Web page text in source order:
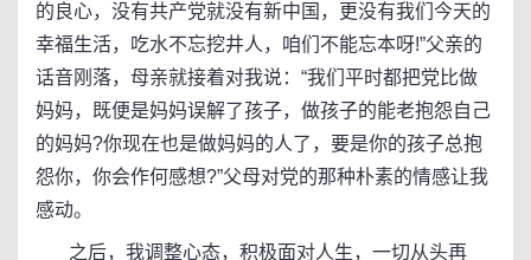
的良心，没有共产党就没有新中国，更没有我们今天的
幸福生活，吃水不忘挖井人，咱们不能忘本呀!”父亲的
话音刚落，母亲就接着对我说：“我们平时都把党比做
妈妈，既便是妈妈误解了孩子，做孩子的能老抱怨自己
的妈妈?你现在也是做妈妈的人了，要是你的孩子总抱
怨你，你会作何感想?”父母对党的那种朴素的情感让我
感动。
之后，我调整心态，积极面对人生，一切从头再